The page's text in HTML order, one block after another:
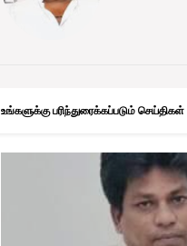
உங்களுக்கு பரிந்துரைக்கப்படும் செய்திகள்